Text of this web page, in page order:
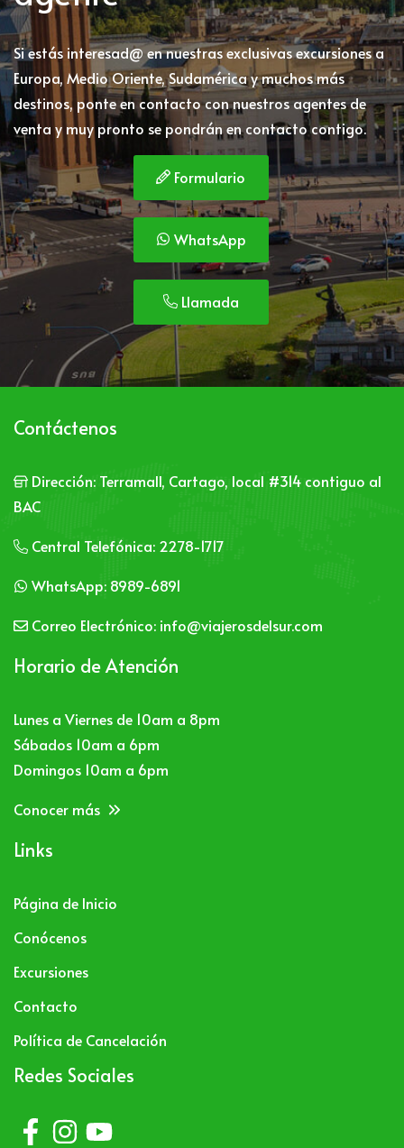
Si estás interesad@ en nuestras exclusivas excursiones a
Europa, Medio Oriente, Sudamérica y muchos más
destinos, ponte en contacto con nuestros agentes de
venta y muy pronto se pondrán en contacto contigo.
Formulario
WhatsApp
Llamada
Contáctenos
Dirección: Terramall, Cartago, local #314 contiguo al
BAC
Central Telefónica: 2278-1717
WhatsApp: 8989-6891
Correo Electrónico: info@viajerosdelsur.com
Horario de Atención
Lunes a Viernes de 10am a 8pm
Sábados 10am a 6pm
Domingos 10am a 6pm
Conocer más
Links
Página de Inicio
Conócenos
Excursiones
Contacto
Política de Cancelación
Redes Sociales